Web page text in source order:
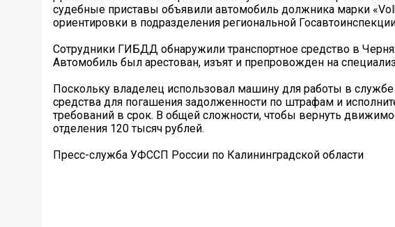
судебные приставы объявили автомобиль должника марки
ориентировки в подразделения региональной
Сотрудники ГИБДД обнаружили транспортное средство в
Автомобиль был арестован, изъят и препровожден на
Поскольку владелец использовал машину для работы в
средства для погашения задолженности по штрафам и
требований в срок. В общей сложности, чтобы вернуть
отделения 120 тысяч рублей.
Пресс-служба УФССП России по Калининградской области